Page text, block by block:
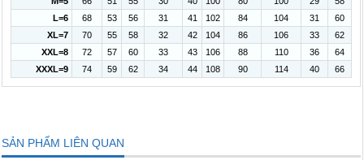
L=6
68 53 56 31 41 102 84 104 31
60
XL=7
70 55 58 32 42 104 86 106 33
62
XXL=8
72 57 60 33 43 106 88 110 36
64
XXXL=9
74 59 62 34 44 108 90 114 40 66
SẢN PHẨM LIÊN QUAN